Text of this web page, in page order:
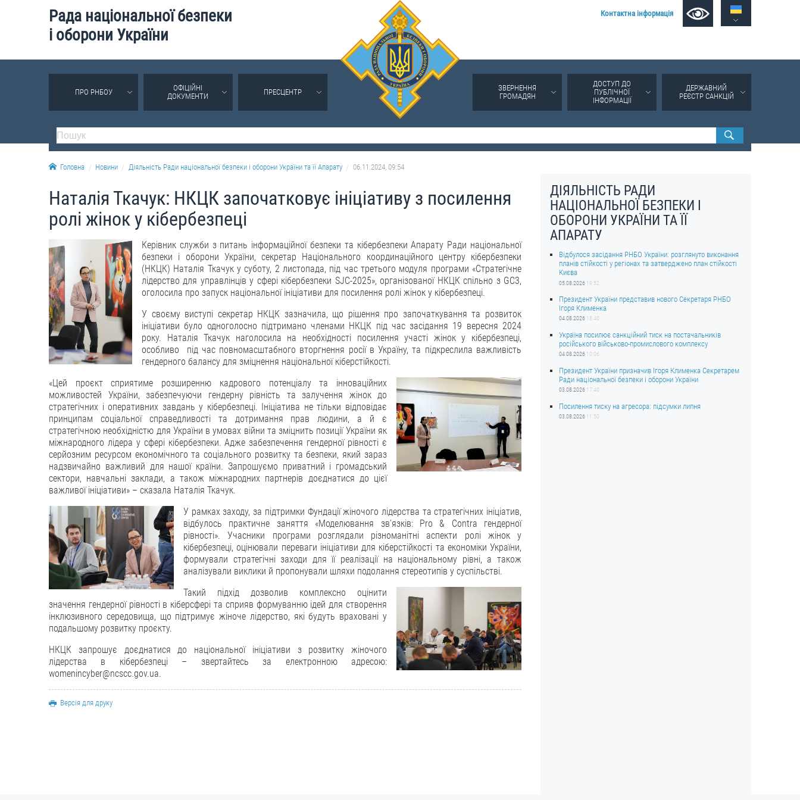
Рада національної безпеки
і оборони України
Контактна інформація
ПРО РНБОУ
ОФІЦІЙНІ
ДОКУМЕНТИ
ПРЕСЦЕНТР
ЗВЕРНЕННЯ
ГРОМАДЯН
ДОСТУП ДО
ПУБЛІЧНОЇ
ІНФОРМАЦІЇ
ДЕРЖАВНИЙ
РЕЄСТР САНКЦІЙ
Головна Новини Діяльність Ради національної безпеки і оборони України та її Апарату 06.11.2024, 09:54
Наталія Ткачук: НКЦК започатковує ініціативу з посилення
ролі жінок у кібербезпеці
Керівник служби з питань інформаційної безпеки та кібербезпеки Апарату Ради національної
безпеки і оборони України, секретар Національного координаційного центру кібербезпеки
(НКЦК) Наталія Ткачук у суботу, 2 листопада, під час третього модуля програми «Стратегічне
лідерство для управлінців у сфері кібербезпеки SJC-2025», організованої НКЦК спільно з GC3,
оголосила про запуск національної ініціативи для посилення ролі жінок у кібербезпеці.
У своєму виступі секретар НКЦК зазначила, що рішення про започаткування та розвиток
ініціативи було одноголосно підтримано членами НКЦК під час засідання 19 вересня 2024
року. Наталія Ткачук наголосила на необхідності посилення участі жінок у кібербезпеці,
особливо під час повномасштабного вторгнення росії в Україну, та підкреслила важливість
гендерного балансу для зміцнення національної кіберстійкості.
«Цей проєкт сприятиме розширенню кадрового потенціалу та інноваційних
можливостей України, забезпечуючи гендерну рівність та залучення жінок до
стратегічних і оперативних завдань у кібербезпеці. Ініціатива не тільки відповідає
принципам соціальної справедливості та дотримання прав людини, а й є
стратегічною необхідністю для України в умовах війни та зміцнить позиції України як
міжнародного лідера у сфері кібербезпеки. Адже забезпечення гендерної рівності є
серйозним ресурсом економічного та соціального розвитку та безпеки, який зараз
надзвичайно важливий для нашої країни. Запрошуємо приватний і громадський
сектори, навчальні заклади, а також міжнародних партнерів доєднатися до цієї
важливої ініціативи» – сказала Наталія Ткачук.
У рамках заходу, за підтримки Фундації жіночого лідерства та стратегічних ініціатив,
відбулось практичне заняття «Моделювання зв’язків: Pro & Contra гендерної
рівності». Учасники програми розглядали різноманітні аспекти ролі жінок у
кібербезпеці, оцінювали переваги ініціативи для кіберстійкості та економіки України,
формували стратегічні заходи для її реалізації на національному рівні, а також
аналізували виклики й пропонували шляхи подолання стереотипів у суспільстві.
Такий підхід дозволив комплексно оцінити
значення гендерної рівності в кіберсфері та сприяв формуванню ідей для створення
інклюзивного середовища, що підтримує жіноче лідерство, які будуть враховані у
подальшому розвитку проєкту.
НКЦК запрошує доєднатися до національної ініціативи з розвитку жіночого
лідерства в кібербезпеці – звертайтесь за електронною адресою:
womenincyber@ncscc.gov.ua.
Версія для друку
ДІЯЛЬНІСТЬ РАДИ
НАЦІОНАЛЬНОЇ БЕЗПЕКИ І
ОБОРОНИ УКРАЇНИ ТА ЇЇ
АПАРАТУ
Відбулося засідання РНБО України: розглянуто виконання
планів стійкості у регіонах та затверджено план стійкості
Києва
05.08.2026 19:52
Президент України представив нового Секретаря РНБО
Ігоря Клименка
04.08.2026 18:40
Україна посилює санкційний тиск на постачальників
російського військово-промислового комплексу
04.08.2026 10:06
Президент України призначив Ігоря Клименка Секретарем
Ради національної безпеки і оборони України
03.08.2026 17:40
Посилення тиску на агресора: підсумки липня
03.08.2026 11:50